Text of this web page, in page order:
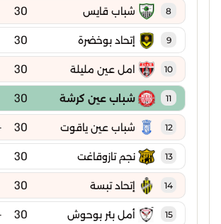
8 شباب قايس 30
9 إتحاد بوخضرة 30
10 امل عين مليلة 30
11 شباب عين كرشة 30
12 شباب عين ياقوت 30
13 نجم تازوقاغت 30
14 إتحاد تبسة 30
15 أمل بئر بوحوش 30